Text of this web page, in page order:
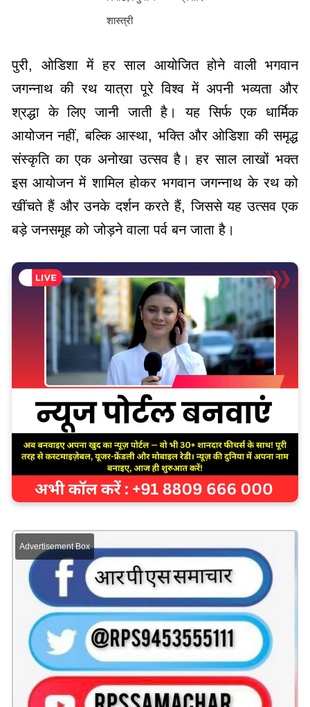
शास्त्री
पुरी, ओडिशा में हर साल आयोजित होने वाली भगवान
जगन्नाथ की रथ यात्रा पूरे विश्व में अपनी भव्यता और
श्रद्धा के लिए जानी जाती है। यह सिर्फ एक धार्मिक
आयोजन नहीं, बल्कि आस्था, भक्ति और ओडिशा की समृद्ध
संस्कृति का एक अनोखा उत्सव है। हर साल लाखों भक्त
इस आयोजन में शामिल होकर भगवान जगन्नाथ के रथ को
खींचते हैं और उनके दर्शन करते हैं, जिससे यह उत्सव एक
बड़े जनसमूह को जोड़ने वाला पर्व बन जाता है।
Advertisement Box